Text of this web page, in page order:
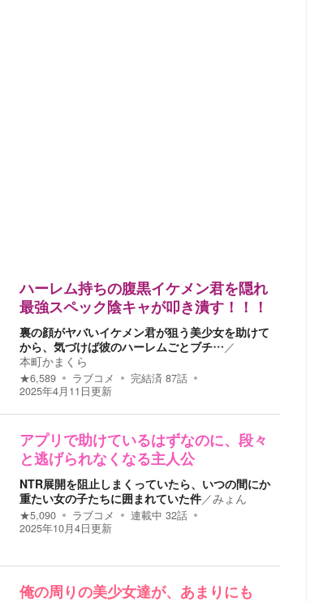
ハーレム持ちの腹黒イケメン君を隠れ
最強スペック陰キャが叩き潰す！！！
裏の顔がヤバいイケメン君が狙う美少女を助けて
から、気づけば彼のハーレムごとブチ…／
本町かまくら
★6,589 ラブコメ 完結済 87話
2025年4月11日更新
アプリで助けているはずなのに、段々
と逃げられなくなる主人公
NTR展開を阻止しまくっていたら、いつの間にか
重たい女の子たちに囲まれていた件／みょん
★5,090 ラブコメ 連載中 32話
2025年10月4日更新
俺の周りの美少女達が、あまりにも